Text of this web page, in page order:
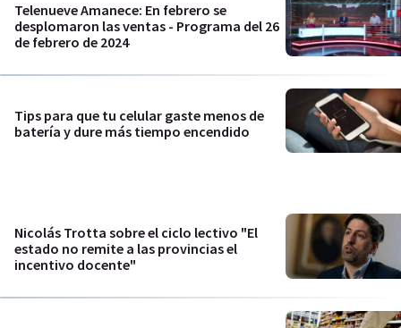
Telenueve Amanece: En febrero se
desplomaron las ventas - Programa del 26
de febrero de 2024
Tips para que tu celular gaste menos de
batería y dure más tiempo encendido
Nicolás Trotta sobre el ciclo lectivo "El
estado no remite a las provincias el
incentivo docente"